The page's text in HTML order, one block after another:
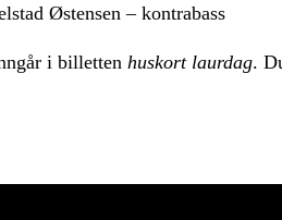
Østensen – kontrabass
i billetten huskort laurdag.